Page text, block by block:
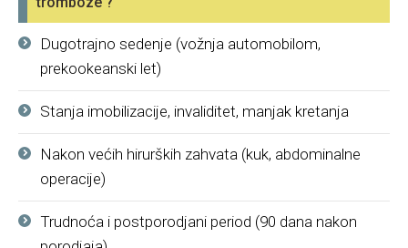
Dugotrajno sedenje (vožnja automobilom,
prekookeanski let)
Stanja imobilizacije, invaliditet, manjak kretanja
Nakon većih hirurških zahvata (kuk, abdominalne
operacije)
Trudnoća i postporodjani period (90 dana nakon